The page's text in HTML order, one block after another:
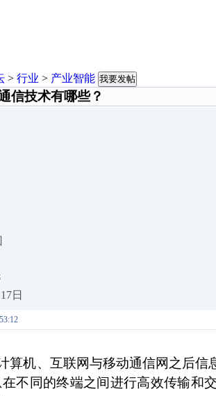
> 行业 > 产业智能 我要发帖
信技术有哪些？
日
算机、互联网与移动通信网之后
不同的终端之间进行高效传输和